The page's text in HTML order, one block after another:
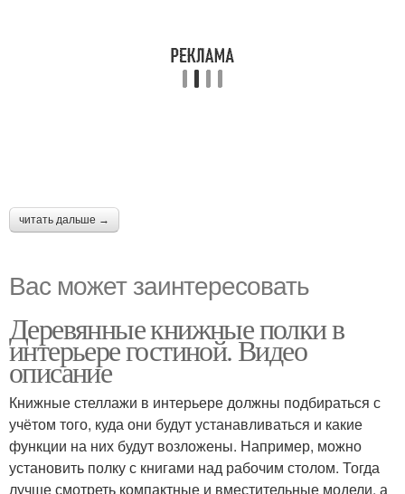
читать дальше →
Вас может заинтересовать
Деревянные книжные полки в
интерьере гостиной. Видео
описание
Книжные стеллажи в интерьере должны подбираться с
учётом того, куда они будут устанавливаться и какие
функции на них будут возложены. Например, можно
установить полку с книгами над рабочим столом. Тогда
лучше смотреть компактные и вместительные модели, а